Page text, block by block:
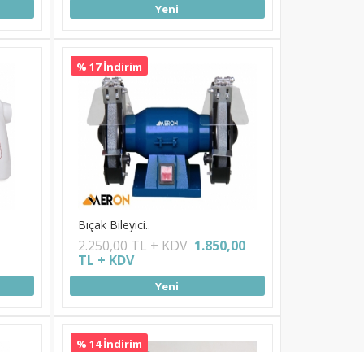
Yeni
Bıçak Bileyici..
2.250,00 TL + KDV 1.850,00
TL + KDV
Yeni
% 17 İndirim
% 14 İndirim